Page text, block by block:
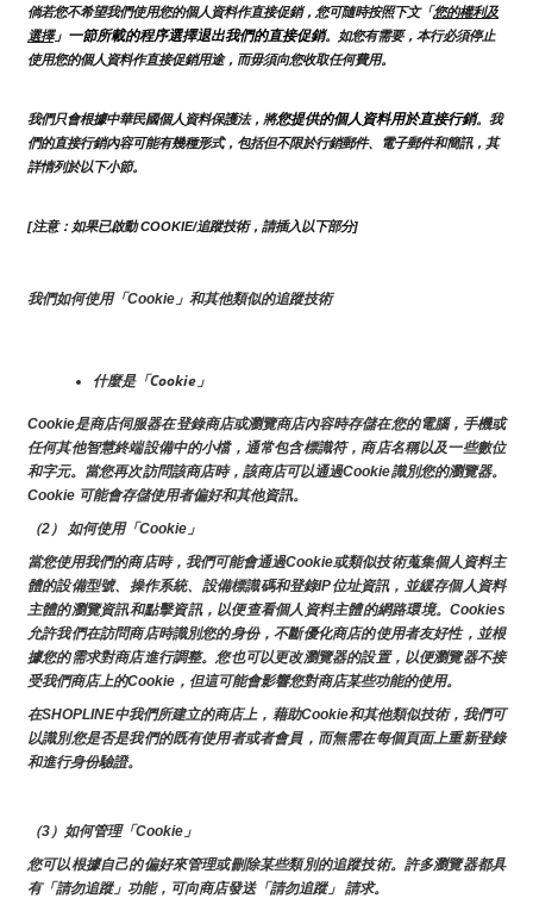
倘若您不希望我們使用您的個人資料作直接促銷，您可隨時按照下文「您的權利及
選擇」一節所載的程序選擇退出我們的直接促銷。如您有需要，本行必須停止
使用您的個人資料作直接促銷用途，而毋須向您收取任何費用。
我們只會根據中華民國個人資料保護法，將您提供的個人資料用於直接行銷。我
們的直接行銷內容可能有幾種形式，包括但不限於行銷郵件、電子郵件和簡訊，其
詳情列於以下小節。
[注意：如果已啟動 COOKIE/追蹤技術，請插入以下部分]
我們如何使用「Cookie」和其他類似的追蹤技術
什麼是「Cookie」
Cookie是商店伺服器在登錄商店或瀏覽商店內容時存儲在您的電腦，手機或
任何其他智慧終端設備中的小檔，通常包含標識符，商店名稱以及一些數位
和字元。當您再次訪問該商店時，該商店可以通過Cookie識別您的瀏覽器。
Cookie 可能會存儲使用者偏好和其他資訊。
（2） 如何使用「Cookie」
當您使用我們的商店時，我們可能會通過Cookie或類似技術蒐集個人資料主
體的設備型號、操作系統、設備標識碼和登錄IP位址資訊，並緩存個人資料
主體的瀏覽資訊和點擊資訊，以便查看個人資料主體的網路環境。Cookies
允許我們在訪問商店時識別您的身份，不斷優化商店的使用者友好性，並根
據您的需求對商店進行調整。您也可以更改瀏覽器的設置，以便瀏覽器不接
受我們商店上的Cookie，但這可能會影響您對商店某些功能的使用。
在SHOPLINE中我們所建立的商店上，藉助Cookie和其他類似技術，我們可
以識別您是否是我們的既有使用者或者會員，而無需在每個頁面上重新登錄
和進行身份驗證。
（3）如何管理「Cookie」
您可以根據自己的偏好來管理或刪除某些類別的追蹤技術。許多瀏覽器都具
有「請勿追蹤」功能，可向商店發送「請勿追蹤」 請求。